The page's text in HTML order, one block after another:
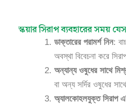
স্কয়ার সিরাপ ব্যবহারের সময়
ডাক্তারের পরামর্শ নিন:
অবস্থা বিবেচনা করে
অন্যান্য ওষুধের সাথে
বা অন্য সর্দির ওষুধের
অ্যালকোহলযুক্ত সিরাপ